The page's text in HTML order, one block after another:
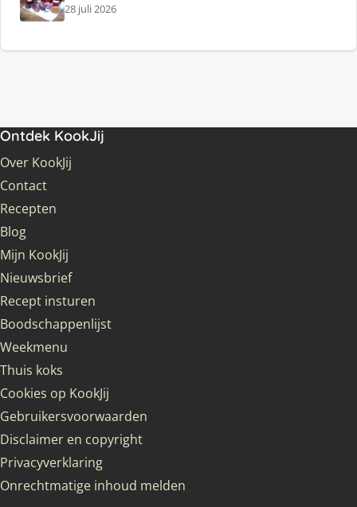
28 juli 2026
Ontdek KookJij
Over KookJij
Contact
Recepten
Blog
Mijn KookJij
Nieuwsbrief
Recept insturen
Boodschappenlijst
Weekmenu
Thuis koks
Cookies op KookJij
Gebruikersvoorwaarden
Disclaimer en copyright
Privacyverklaring
Onrechtmatige inhoud melden